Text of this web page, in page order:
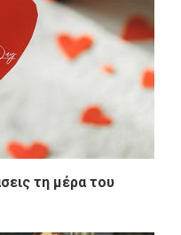
τη μέρα του